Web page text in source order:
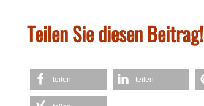
Teilen Sie diesen Beitrag!
teilen teilen